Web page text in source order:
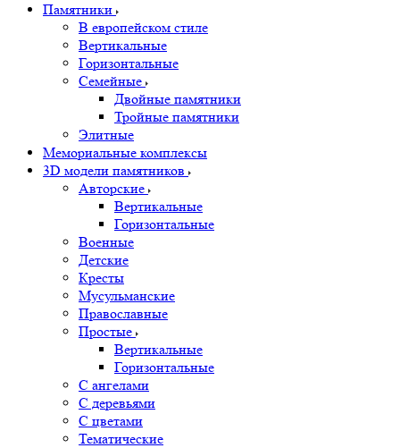
Памятники
В европейском стиле
Вертикальные
Горизонтальные
Семейные
Двойные памятники
Тройные памятники
Элитные
Мемориальные комплексы
3D модели памятников
Авторские
Вертикальные
Горизонтальные
Военные
Детские
Кресты
Мусульманские
Православные
Простые
Вертикальные
Горизонтальные
С ангелами
С деревьями
С цветами
Тематические